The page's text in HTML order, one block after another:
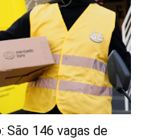
São 146 vagas de